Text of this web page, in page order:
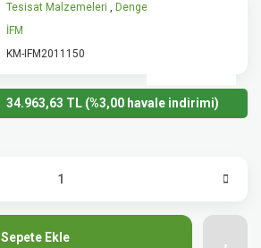
Tesisat Malzemeleri , Denge Kabı
İFM
KM-IFM2011150
34.963,63 TL (%3,00 havale indirimi)
Sepete Ekle